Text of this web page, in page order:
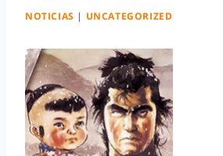
NOTICIAS | UNCATEGORIZED